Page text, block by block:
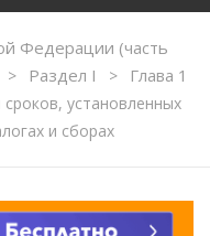
Федерации (часть
> Раздел I > Глава 1
установленных
и сборах